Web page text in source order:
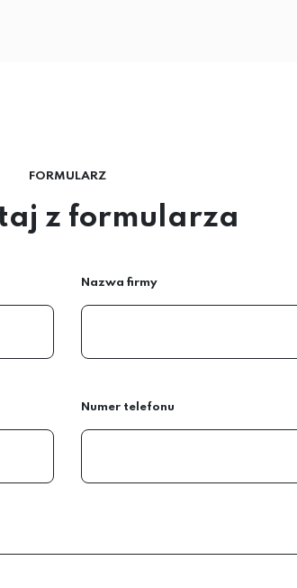
FORMULARZ
z formularza
Nazwa firmy
Numer telefonu